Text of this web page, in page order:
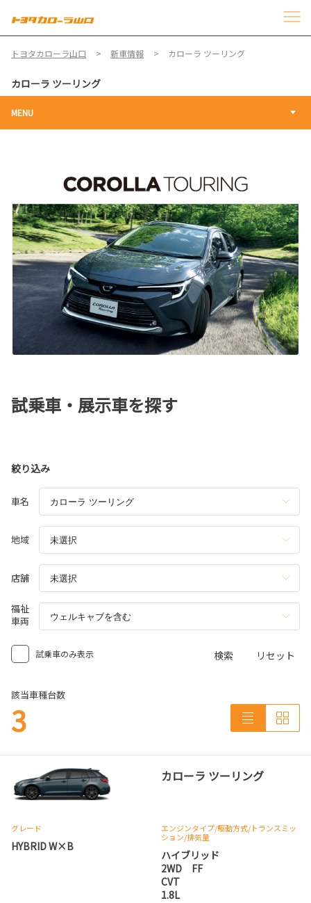
トヨタカローラ山口 新車情報 カローラ ツーリング
カローラ ツーリング
MENU
試乗車・展示車を探す
絞り込み
車名
地域
店舗
福祉
車両
試乗車のみ表示 検索 リセット
該当車種台数
3
カローラ ツーリング
グレード
HYBRID W×B
エンジンタイプ/駆動方式/トランスミッ
ション/排気量
ハイブリッド
2WD FF
CVT
1.8L